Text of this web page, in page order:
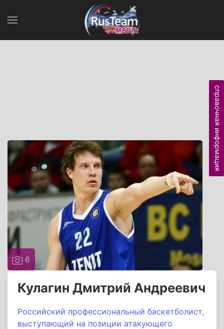
6
Кулагин Дмитрий Андреевич
Российский профессиональный баскетболист,
выступающий на позиции атакующего
справочная информация